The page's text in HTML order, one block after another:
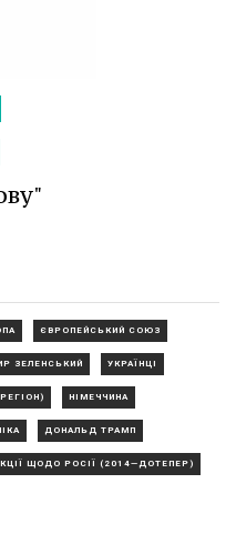
ЄВРОПЕЙСЬКИЙ СОЮЗ
ЗЕЛЕНСЬКИЙ УКРАЇНЦІ
НІМЕЧЧИНА
ДОНАЛЬД ТРАМП
ЩОДО РОСІЇ (2014—ДОТЕПЕР)